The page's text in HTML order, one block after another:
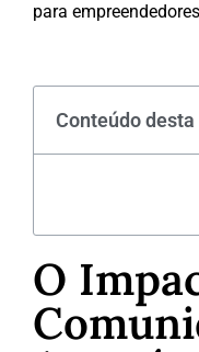
para
Conteúdo desta
O